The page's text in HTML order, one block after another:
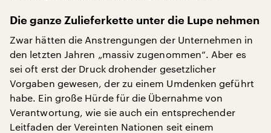
Die ganze Zulieferkette unter die Lupe nehmen
Zwar hätten die Anstrengungen der Unternehmen in
den letzten Jahren „massiv zugenommen“. Aber es
sei oft erst der Druck drohender gesetzlicher
Vorgaben gewesen, der zu einem Umdenken geführt
habe. Ein große Hürde für die Übernahme von
Verantwortung, wie sie auch ein entsprechender
Leitfaden der Vereinten Nationen seit einem